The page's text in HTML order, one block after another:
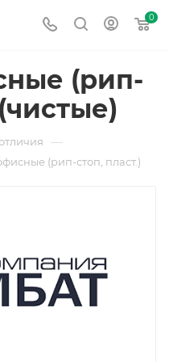
0
(рип-
—
(рип-стоп, пласт.)